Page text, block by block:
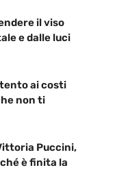
il viso
e dalle luci
ai costi
non ti
Puccini,
è finita la